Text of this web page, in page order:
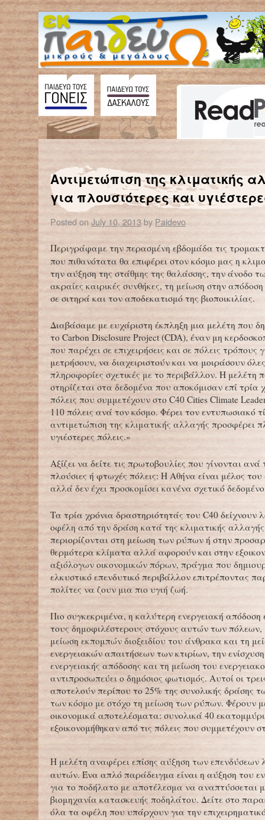
Ένα αγόρι, ένα ποδήλατο – Κι ένα στοργικό χτύπημα στην πλάτη
Αντιμετώπιση της κλιματικής
για πλουσιότερες και
Posted on July 10, 2013by Paidevo
Περιγράφαμε την περασμένη εβδομάδα τις
που πιθανότατα θα επιφέρει στον κόσμο μας η
την αύξηση της στάθμης της θαλάσσης, την άνοδο
ακραίες καιρικές συνθήκες, τη μείωση στην
σε σιτηρά και τον αποδεκατισμό της βιοποικιλίας.
Διαβάσαμε με ευχάριστη έκπληξη μια μελέτη που
το Carbon Disclosure Project (CDA), έναν μη
που παρέχει σε επιχειρήσεις και σε πόλεις τρόπους
μετρήσουν, να διαχειριστούν και να μοιράσουν
πληροφορίες σχετικές με το περιβάλλον. Η μελέτη
στηρίζεται στα δεδομένα που αποκόμισαν επί τρία
πόλεις που συμμετέχουν στο C40 Cities Climate
110 πόλεις ανά τον κόσμο. Φέρει τον εντυπωσιακό
αντιμετώπιση της κλιματικής αλλαγής προσφέρει
υγιέστερες πόλεις.»
Αξίζει να δείτε τις πρωτοβουλίες που γίνονται ανά
πλούσιες ή φτωχές πόλεις: Η Αθήνα είναι μέλος του
αλλά δεν έχει προσκομίσει κανένα σχετικό
Τα τρία χρόνια δραστηριότητάς του C40 δείχνουν
οφέλη από την δράση κατά της κλιματικής
περιορίζονται στη μείωση των ρύπων ή στην
θερμότερα κλίματα αλλά αφορούν και στην
αξιόλογων οικονομικών πόρων, πράγμα που
ελκυστικό επενδυτικό περιβάλλον επιτρέποντας
πολίτες να ζουν μια πιο υγιή ζωή.
Πιο συγκεκριμένα, η καλύτερη ενεργειακή απόδοση
τους δημοφιλέστερους στόχους αυτών των πόλεων,
μείωση εκπομπών διοξειδίου του άνθρακα και τη
ενεργειακών απαιτήσεων των κτιρίων, την
ενεργειακής απόδοσης και τη μείωση του
αντιπροσωπεύει ο δημόσιος φωτισμός. Αυτοί οι
αποτελούν περίπου το 25% της συνολικής δράσης
των κόσμο με στόχο τη μείωση των ρύπων. Φέρουν
οικονομικά αποτελέσματα: συνολικά 40
εξοικονομήθηκαν από τις πόλεις που συμμετέχουν
Η μελέτη αναφέρει επίσης αύξηση των επενδύσεων
αυτών. Ένα απλό παράδειγμα είναι η αύξηση του
για το ποδήλατο με αποτέλεσμα να αναπτύσσεται
βιομηχανία κατασκευής ποδηλάτου. Δείτε στο
όλα τα οφέλη που υπάρχουν για την